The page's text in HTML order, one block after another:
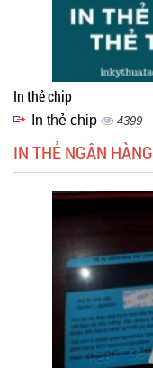
In thẻ chip
In thẻ chip 4399
IN THẺ NGÂN HÀNG